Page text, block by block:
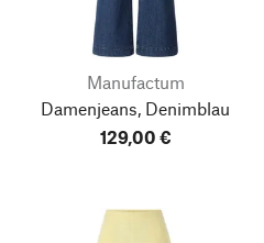
Manufactum
Damenjeans, Denimblau
129,00 €